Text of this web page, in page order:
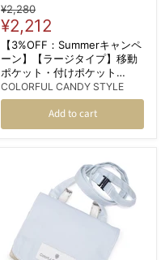
Original
price
¥2,280
Current
price
¥2,212
【3%OFF：Summerキャンペ
ーン】【ラージタイプ】移動
ポケット・付けポケット
（2wayタイプ） ショルダー
ベルト付き くすみ無地 くすみ
COLORFUL CANDY STYLE
Add to cart